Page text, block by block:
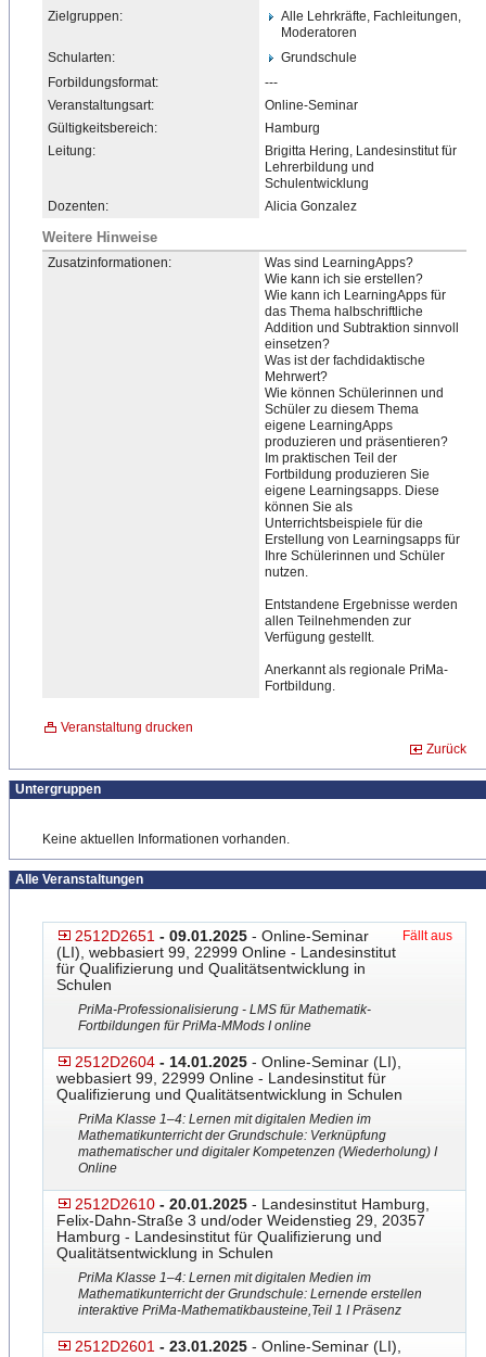
Zielgruppen:
Alle Lehrkräfte, Fachleitungen,
Moderatoren
Schularten:
Grundschule
Forbildungsformat:
---
Veranstaltungsart:
Online-Seminar
Gültigkeitsbereich:
Hamburg
Leitung:
Brigitta Hering, Landesinstitut für
Lehrerbildung und
Schulentwicklung
Dozenten:
Alicia Gonzalez
Weitere Hinweise
Zusatzinformationen:
Was sind LearningApps?
Wie kann ich sie erstellen?
Wie kann ich LearningApps für
das Thema halbschriftliche
Addition und Subtraktion sinnvoll
einsetzen?
Was ist der fachdidaktische
Mehrwert?
Wie können Schülerinnen und
Schüler zu diesem Thema
eigene LearningApps
produzieren und präsentieren?
Im praktischen Teil der
Fortbildung produzieren Sie
eigene Learningsapps. Diese
können Sie als
Unterrichtsbeispiele für die
Erstellung von Learningsapps für
Ihre Schülerinnen und Schüler
nutzen.
Entstandene Ergebnisse werden
allen Teilnehmenden zur
Verfügung gestellt.
Anerkannt als regionale PriMa-
Fortbildung.
Veranstaltung drucken
Zurück
Untergruppen
Keine aktuellen Informationen vorhanden.
Alle Veranstaltungen
2512D2651 - 09.01.2025 - Online-Seminar
(LI), webbasiert 99, 22999 Online - Landesinstitut
für Qualifizierung und Qualitätsentwicklung in
Schulen
Fällt aus
PriMa-Professionalisierung ​ - LMS für Mathematik-
Fortbildungen für PriMa-MMods I online
2512D2604 - 14.01.2025 - Online-Seminar (LI),
webbasiert 99, 22999 Online - Landesinstitut für
Qualifizierung und Qualitätsentwicklung in Schulen
PriMa Klasse 1–4: Lernen mit digitalen Medien im
Mathematikunterricht der Grundschule: Verknüpfung
mathematischer und digitaler Kompetenzen (Wiederholung) I
Online
2512D2610 - 20.01.2025 - Landesinstitut Hamburg,
Felix-Dahn-Straße 3 und/oder Weidenstieg 29, 20357
Hamburg - Landesinstitut für Qualifizierung und
Qualitätsentwicklung in Schulen
PriMa Klasse 1–4: Lernen mit digitalen Medien im
Mathematikunterricht der Grundschule: Lernende erstellen
interaktive PriMa-Mathematikbausteine,​ Teil 1 I Präsenz
2512D2601 - 23.01.2025 - Online-Seminar (LI),